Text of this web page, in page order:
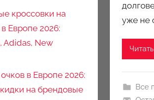
уже не
Все
кроссовки на
Европе 2026:
Adidas, New
в Европе 2026:
на брендовые